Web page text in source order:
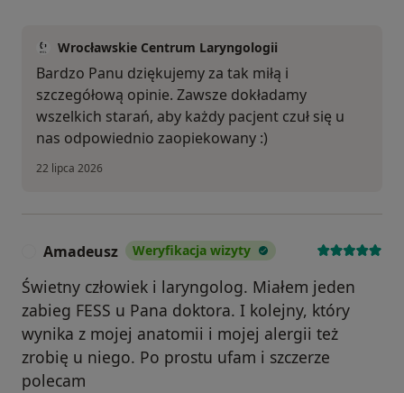
Wrocławskie Centrum Laryngologii
Bardzo Panu dziękujemy za tak miłą i
szczegółową opinie. Zawsze dokładamy
wszelkich starań, aby każdy pacjent czuł się u
nas odpowiednio zaopiekowany :)
22 lipca 2026
Amadeusz Weryfikacja wizyty
Świetny człowiek i laryngolog. Miałem jeden
zabieg FESS u Pana doktora. I kolejny, który
wynika z mojej anatomii i mojej alergii też
zrobię u niego. Po prostu ufam i szczerze
polecam